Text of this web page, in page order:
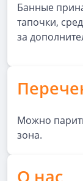
Банные
тапочки,
за
Можно
зона.
О нас